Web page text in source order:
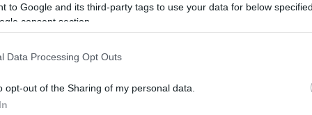
to Google and its third-party tags to use your data for below
consent section.
Data Processing Opt Outs
opt-out of the Sharing of my personal data.
συστήματος ανάλυσης κινδύνου με
από το 3ο Τελωνείο Πειραιά
προερχόμενο από το Εκουαδόρ και